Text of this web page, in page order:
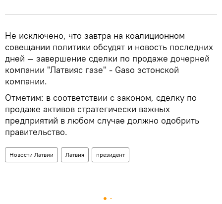
Не исключено, что завтра на коалиционном
совещании политики обсудят и новость последних
дней — завершение сделки по продаже дочерней
компании "Латвияс газе" - Gaso эстонской
компании.
Отметим: в соответствии с законом, сделку по
продаже активов стратегически важных
предприятий в любом случае должно одобрить
правительство.
Новости Латвии Латвия президент